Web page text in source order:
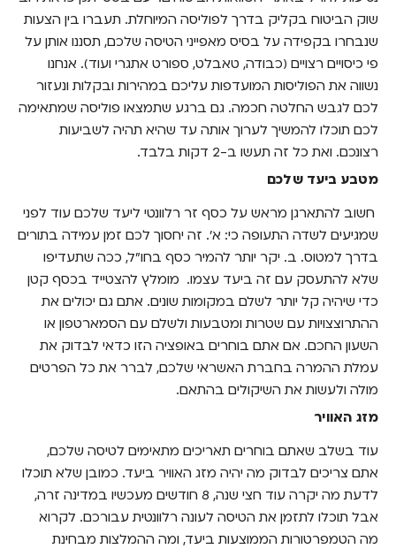
שוק הביטוח בקליק בדרך לפוליסה המיוחלת. תעברו בין הצעות
שנבחרו בקפידה על בסיס מאפייני הטיסה שלכם, תסננו אותן על
פי כיסויים רצויים (כבודה, טאבלט, ספורט אתגרי ועוד). אנחנו
נשווה את הפוליסות המועדפות עליכם במהירות ובקלות ונעזור
לכם לגבש החלטה חכמה. גם ברגע שתמצאו פוליסה שמתאימה
לכם תוכלו להמשיך לערוך אותה עד שהיא תהיה לשביעות
רצונכם. ואת כל זה תעשו ב-2 דקות בלבד.
מטבע ביעד שלכם
חשוב להתארגן מראש על כסף זר רלוונטי ליעד שלכם עוד לפני
שמגיעים לשדה התעופה כי: א'. זה יחסוך לכם זמן עמידה בתורים
בדרך למטוס. ב. יקר יותר להמיר כסף בחו"ל, ככה שתעדיפו
שלא להתעסק עם זה ביעד עצמו. מומלץ להצטייד בכסף קטן
כדי שיהיה קל יותר לשלם במקומות שונים. אתם גם יכולים את
ההתרוצצויות עם שטרות ומטבעות ולשלם עם הסמארטפון או
השעון החכם. אם אתם בוחרים באופציה הזו כדאי לבדוק את
עמלת ההמרה בחברת האשראי שלכם, לברר את כל הפרטים
מולה ולעשות את השיקולים בהתאם.
מזג האוויר
עוד בשלב שאתם בוחרים תאריכים מתאימים לטיסה שלכם,
אתם צריכים לבדוק מה יהיה מזג האוויר ביעד. כמובן שלא תוכלו
לדעת מה יקרה עוד חצי שנה, 8 חודשים מעכשיו במדינה זרה,
אבל תוכלו לתזמן את הטיסה לעונה רלוונטית עבורכם. לקרוא
מה הטמפרטורות הממוצעות ביעד, ומה ההמלצות מבחינת